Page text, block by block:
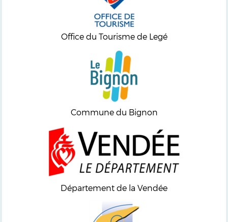
Office du Tourisme de Legé
Commune du Bignon
Département de la Vendée